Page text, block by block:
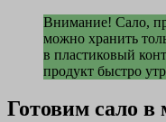
Внимание! Сало,
можно хранить
в пластиковый
продукт быстро
Готовим сало в